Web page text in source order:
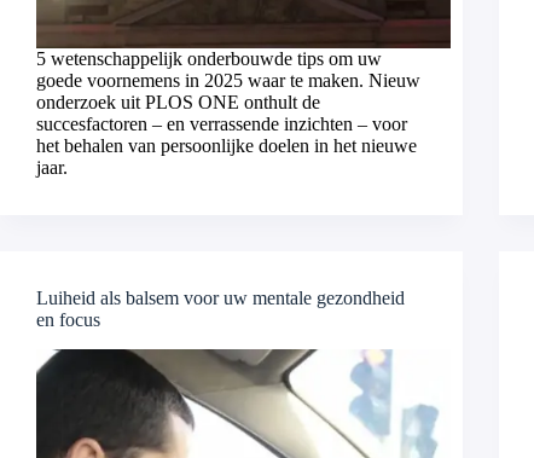
5 wetenschappelijk onderbouwde tips om uw
goede voornemens in 2025 waar te maken. Nieuw
onderzoek uit PLOS ONE onthult de
succesfactoren – en verrassende inzichten – voor
het behalen van persoonlijke doelen in het nieuwe
jaar.
Luiheid als balsem voor uw mentale gezondheid
en focus